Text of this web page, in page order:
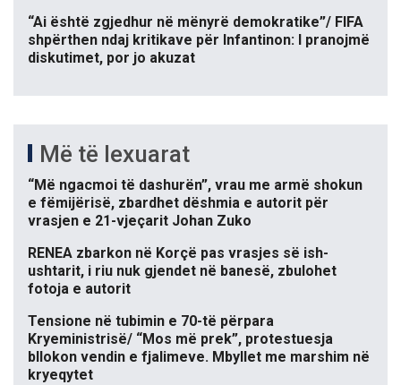
“Ai është zgjedhur në mënyrë demokratike”/ FIFA
shpërthen ndaj kritikave për Infantinon: I pranojmë
diskutimet, por jo akuzat
Më të lexuarat
“Më ngacmoi të dashurën”, vrau me armë shokun
e fëmijërisë, zbardhet dëshmia e autorit për
vrasjen e 21-vjeçarit Johan Zuko
RENEA zbarkon në Korçë pas vrasjes së ish-
ushtarit, i riu nuk gjendet në banesë, zbulohet
fotoja e autorit
Tensione në tubimin e 70-të përpara
Kryeministrisë/ “Mos më prek”, protestuesja
bllokon vendin e fjalimeve. Mbyllet me marshim në
kryeqytet